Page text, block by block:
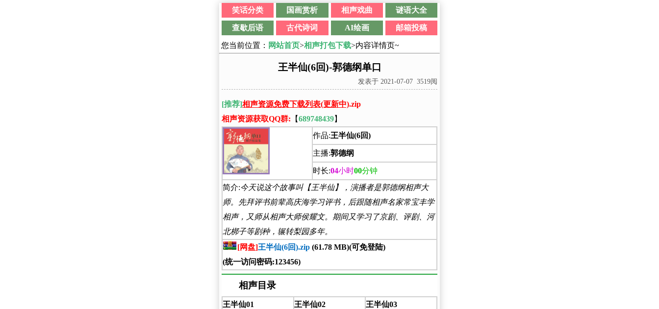
笑话分类 国画赏析 相声戏曲 谜语大全
查歇后语 古代诗词 AI绘画 邮箱投稿
您当前位置： 网站首页>相声打包下载>内容详情页~
王半仙(6回)-郭德纲单口
发表于 2021-07-07 3519阅
[推荐]相声资源免费下载列表(更新中).zip
相声资源获取QQ群: 【689748439】
作品:王半仙(6回)
主播:郭德纲
时长:04小时00分钟
简介:今天说这个故事叫【王半仙】，演播者是郭德纲相声大
师。先拜评书前辈高庆海学习评书，后跟随相声名家常宝丰学
相声，又师从相声大师侯耀文。期间又学习了京剧、评剧、河
北梆子等剧种，辗转梨园多年。
[网盘]王半仙(6回).zip (61.78 MB)(可免登陆)
(统一访问密码:123456)
相声目录
王半仙01 王半仙02
王半仙03